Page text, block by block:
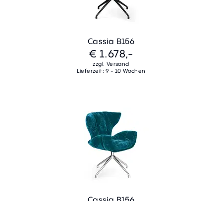
Cassia B156
€ 1.678,-
zzgl. Versand
Lieferzeit: 9 - 10 Wochen